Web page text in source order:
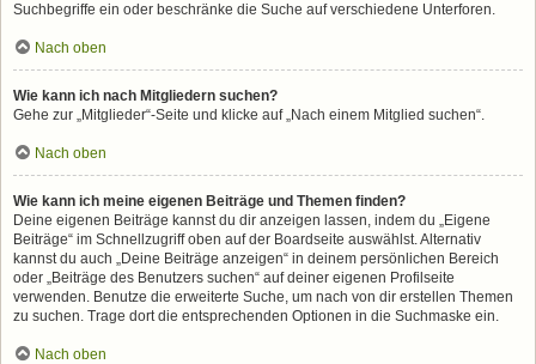
Suchbegriffe ein oder beschränke die Suche auf verschiedene Unterforen.
Nach oben
Wie kann ich nach Mitgliedern suchen?
Gehe zur „Mitglieder“-Seite und klicke auf „Nach einem Mitglied suchen“.
Nach oben
Wie kann ich meine eigenen Beiträge und Themen finden?
Deine eigenen Beiträge kannst du dir anzeigen lassen, indem du „Eigene
Beiträge“ im Schnellzugriff oben auf der Boardseite auswählst. Alternativ
kannst du auch „Deine Beiträge anzeigen“ in deinem persönlichen Bereich
oder „Beiträge des Benutzers suchen“ auf deiner eigenen Profilseite
verwenden. Benutze die erweiterte Suche, um nach von dir erstellen Themen
zu suchen. Trage dort die entsprechenden Optionen in die Suchmaske ein.
Nach oben